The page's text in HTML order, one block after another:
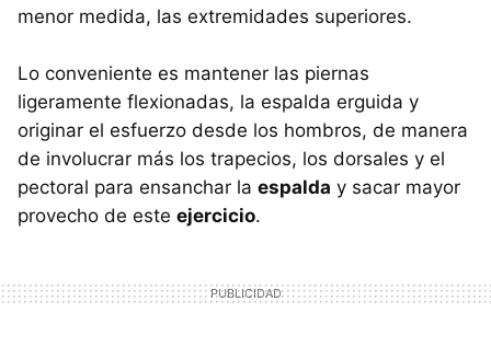
menor medida, las extremidades superiores.
Lo conveniente es mantener las piernas
ligeramente flexionadas, la espalda erguida y
originar el esfuerzo desde los hombros, de manera
de involucrar más los trapecios, los dorsales y el
pectoral para ensanchar la espalda y sacar mayor
provecho de este ejercicio.